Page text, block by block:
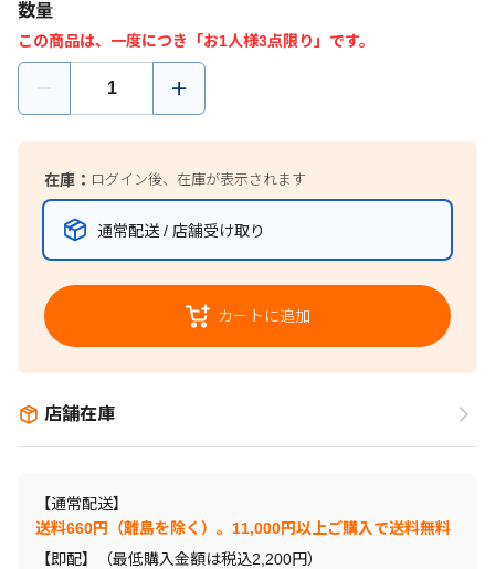
数量
この商品は、一度につき「お1人様3点限り」です。
在庫： ログイン後、在庫が表示されます
通常配送 / 店舗受け取り
カートに追加
店舗在庫
【通常配送】
送料660円（離島を除く）。11,000円以上ご購入で送料無料
【即配】（最低購入金額は税込2,200円）